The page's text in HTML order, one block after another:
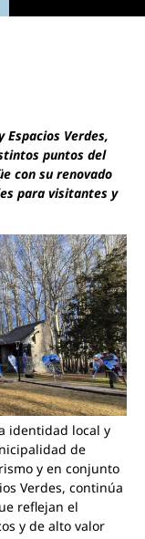
Espacios Verdes,
puntos del
con su renovado
para visitantes y
identidad local y
de
y en conjunto
Verdes, continúa
reflejan el
y de alto valor